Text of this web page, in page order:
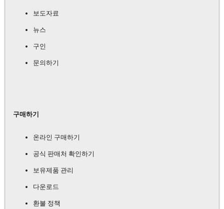
보도자료
뉴스
구인
문의하기
구매하기
온라인 구매하기
공식 판매처 확인하기
보유제품 관리
다운로드
환불 정책